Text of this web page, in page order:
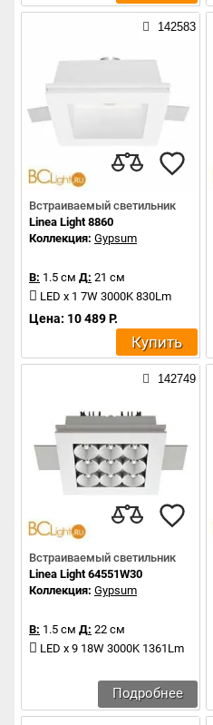
142583
Встраиваемый светильник
Linea Light 8860
Коллекция: Gypsum
В: 1.5 см Д: 21 см
LED x 1 7W 3000K 830Lm
Цена: 10 489 Р.
Купить
142749
Встраиваемый светильник
Linea Light 64551W30
Коллекция: Gypsum
В: 1.5 см Д: 22 см
LED x 9 18W 3000K 1361Lm
Подробнее